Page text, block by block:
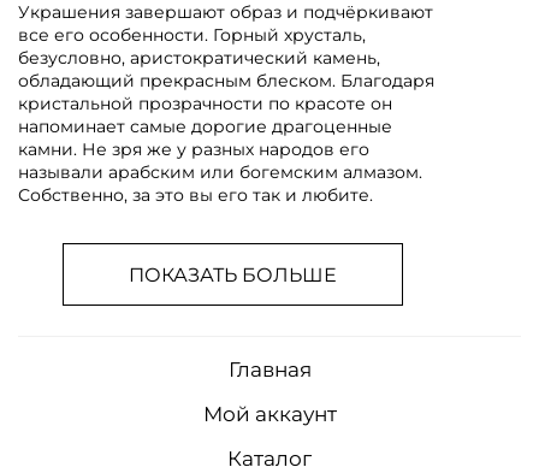
Украшения завершают образ и подчёркивают
все его особенности. Горный хрусталь,
безусловно, аристократический камень,
обладающий прекрасным блеском. Благодаря
кристальной прозрачности по красоте он
напоминает самые дорогие драгоценные
камни. Не зря же у разных народов его
называли арабским или богемским алмазом.
Собственно, за это вы его так и любите.
ПОКАЗАТЬ БОЛЬШЕ
Главная
Мой аккаунт
Каталог